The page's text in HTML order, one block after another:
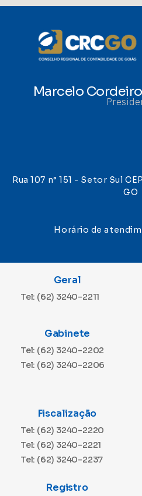
Marcelo Cordeiro
Rua 107 n° 151 - Setor Sul
GO
Horário de
Geral
Tel: (62) 3240-2211
Gabinete
Tel: (62) 3240-2202
Tel: (62) 3240-2206
Fiscalização
Tel: (62) 3240-2220
Tel: (62) 3240-2221
Tel: (62) 3240-2237
Registro